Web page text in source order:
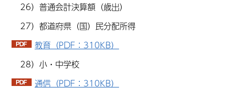
26）普通会計決算額（歳出）
27）都道府県（国）民分配所得
教育（PDF：310KB）
28）小・中学校
通信（PDF：310KB）